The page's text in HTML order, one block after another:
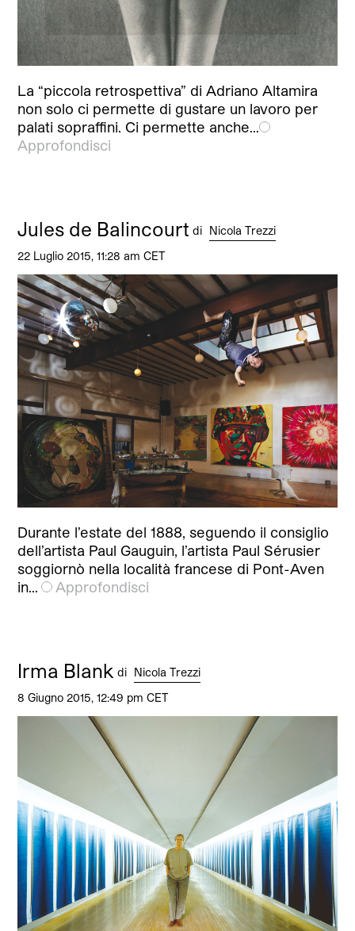
La “piccola retrospettiva” di Adriano Altamira
non solo ci permette di gustare un lavoro per
palati sopraffini. Ci permette anche…
Approfondisci
Jules de Balincourt di Nicola Trezzi
22 Luglio 2015, 11:28 am CET
Durante l’estate del 1888, seguendo il consiglio
dell’artista Paul Gauguin, l’artista Paul Sérusier
soggiornò nella località francese di Pont-Aven
in…
Approfondisci
Irma Blank di Nicola Trezzi
8 Giugno 2015, 12:49 pm CET